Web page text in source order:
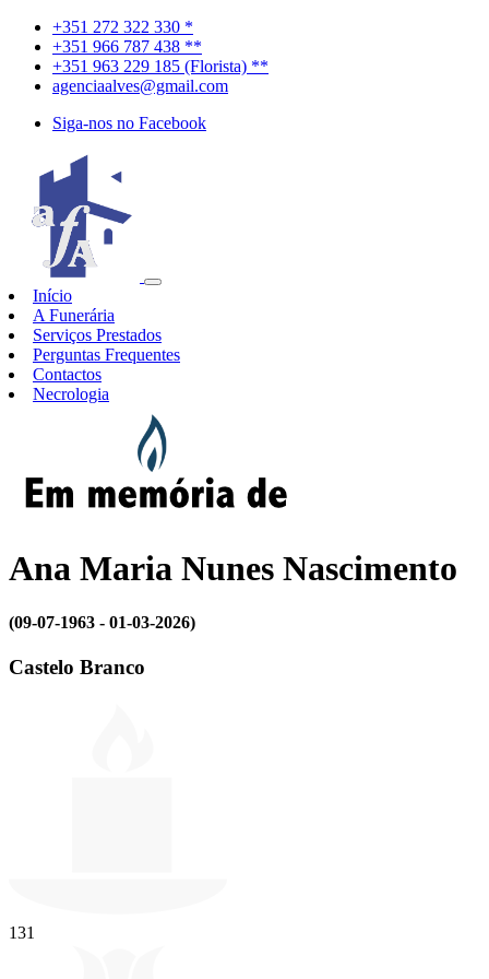
+351 272 322 330 *
+351 966 787 438 **
+351 963 229 185 (Florista) **
agenciaalves@gmail.com
Siga-nos no Facebook
Início
A Funerária
Serviços Prestados
Perguntas Frequentes
Contactos
Necrologia
Ana Maria Nunes Nascimento
(09-07-1963 - 01-03-2026)
Castelo Branco
131